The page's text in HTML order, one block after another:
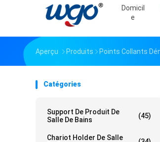
Domicil
E
Aperçu Produits Points Collants
Catégories
Support De Produit De
Salle De Bains
(45)
Chariot Holder De Salle